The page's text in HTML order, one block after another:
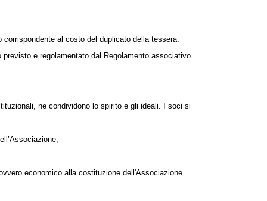
al costo del duplicato della tessera.
e regolamentato dal Regolamento associativo.
ne condividono lo spirito e gli ideali.
I soci si
economico alla costituzione dell'Associazione.